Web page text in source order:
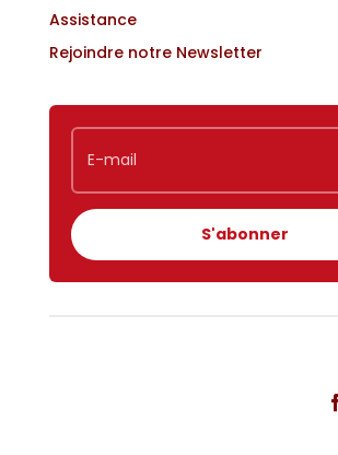
Assistance
Rejoindre notre Newsletter
S'abonner